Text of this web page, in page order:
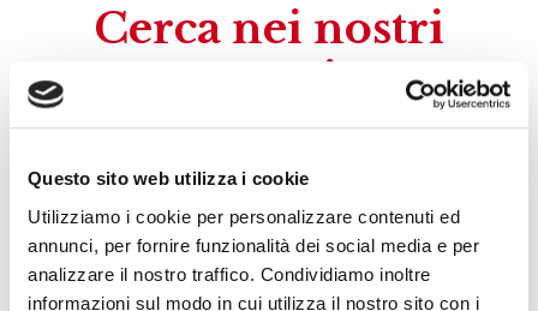
Questo sito web utilizza i cookie
Utilizziamo i cookie per personalizzare contenuti ed
annunci, per fornire funzionalità dei social media e per
analizzare il nostro traffico. Condividiamo inoltre
informazioni sul modo in cui utilizza il nostro sito con i
Cerca nei nostri
eventi